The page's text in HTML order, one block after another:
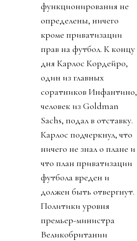
функционирования не
определены, ничего
кроме приватизации
прав на футбол. К концу
дня Карлос Кордейро,
один из главных
соратников Инфантино,
человек из Goldman
Sachs, подал в отставку.
Карлос подчеркнул, что
ничего не знал о плане и
что план приватизации
футбола вреден и
должен быть отвергнут.
Политики уровня
премьер-министра
Великобритании